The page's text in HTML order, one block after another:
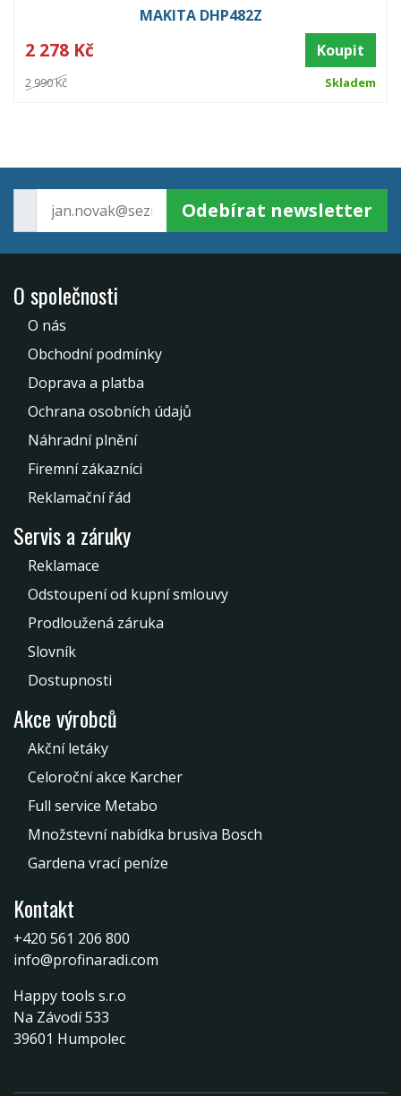
MAKITA DHP482Z
2 278 Kč Koupit
2 990 Kč Skladem
Odebírat newsletter
O společnosti
O nás
Obchodní podmínky
Doprava a platba
Ochrana osobních údajů
Náhradní plnění
Firemní zákazníci
Reklamační řád
Servis a záruky
Reklamace
Odstoupení od kupní smlouvy
Prodloužená záruka
Slovník
Dostupnosti
Akce výrobců
Akční letáky
Celoroční akce Karcher
Full service Metabo
Množstevní nabídka brusiva Bosch
Gardena vrací peníze
Kontakt
+420 561 206 800
info@profinaradi.com
Happy tools s.r.o
Na Závodí 533
39601 Humpolec